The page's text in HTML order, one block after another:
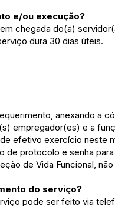
e/ou execução?
chegada do(a)
dura 30 dias úteis.
anexando a
empregador(es) e a
efetivo exercício neste
de protocolo e senha
de Vida Funcional,
do serviço?
pode ser feito via